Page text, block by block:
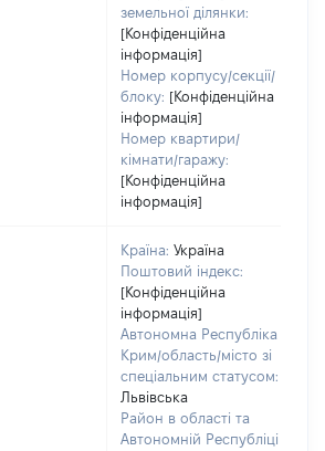
земельної ділянки:
[Конфіденційна
інформація]
Номер корпусу/секції/
блоку: [Конфіденційна
інформація]
Номер квартири/
кімнати/гаражу:
[Конфіденційна
інформація]
Країна: Україна
Поштовий індекс:
[Конфіденційна
інформація]
Автономна Республіка
Крим/область/місто зі
спеціальним статусом:
Львівська
Район в області та
Автономній Республіці